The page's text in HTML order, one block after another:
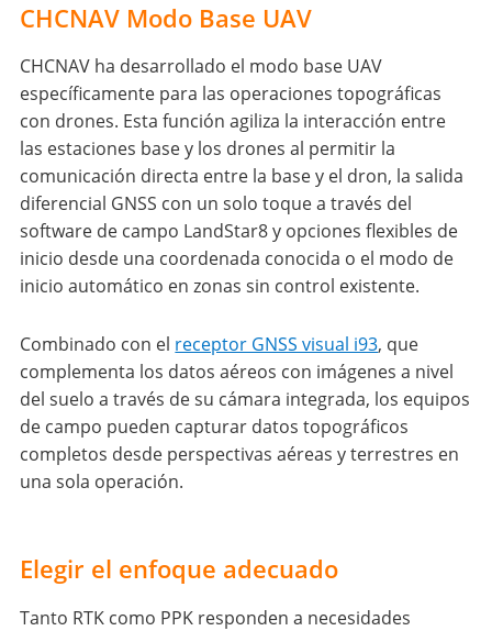
CHCNAV Modo Base UAV
CHCNAV ha desarrollado el modo base UAV
específicamente para las operaciones topográficas
con drones. Esta función agiliza la interacción entre
las estaciones base y los drones al permitir la
comunicación directa entre la base y el dron, la salida
diferencial GNSS con un solo toque a través del
software de campo LandStar8 y opciones flexibles de
inicio desde una coordenada conocida o el modo de
inicio automático en zonas sin control existente.
Combinado con el receptor GNSS visual i93, que
complementa los datos aéreos con imágenes a nivel
del suelo a través de su cámara integrada, los equipos
de campo pueden capturar datos topográficos
completos desde perspectivas aéreas y terrestres en
una sola operación.
Elegir el enfoque adecuado
Tanto RTK como PPK responden a necesidades